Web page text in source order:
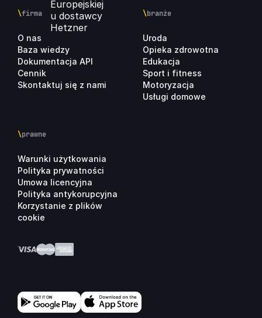
\firma
O nas
Baza wiedzy
Dokumentacja API
Cennik
Skontaktuj się z nami
\branże
Uroda
Opieka zdrowotna
Edukacja
Sport i fitness
Motoryzacja
Usługi domowe
\prawne
Warunki użytkowania
Polityka prywatności
Umowa licencyjna
Polityka antykorupcyjna
Korzystanie z plików
cookie